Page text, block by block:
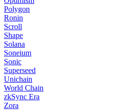
Polygon
Ronin
Scroll
Shape
Solana
Soneium
Sonic
Superseed
Unichain
World Chain
zkSync Era
Zora